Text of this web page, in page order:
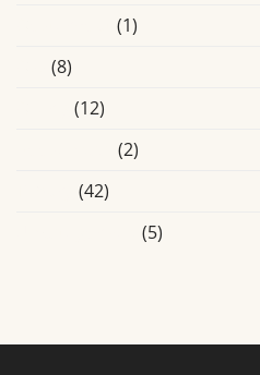
(1)
(8)
(12)
(2)
(42)
(5)